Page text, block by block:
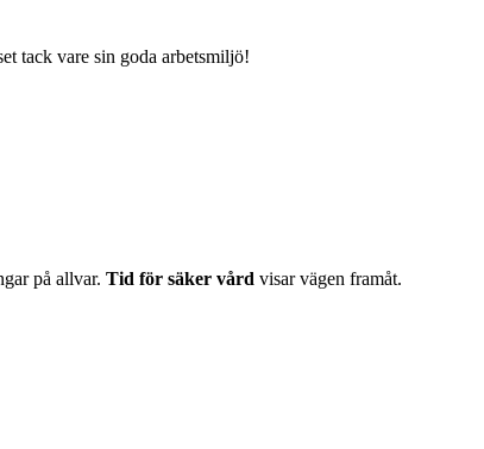
tack vare sin goda arbetsmiljö!
på allvar. Tid för säker vård visar vägen framåt.